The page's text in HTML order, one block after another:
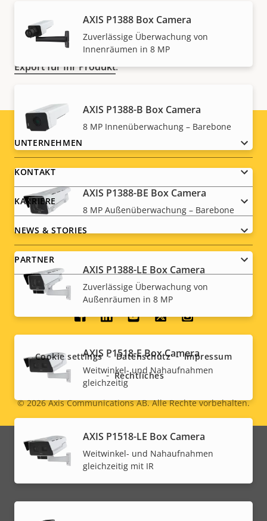
AXIS P1388 Box Camera
Zuverlässige Überwachung von
Innenräumen in 8 MP
AXIS P1388-B Box Camera
8 MP Innenüberwachung – Barebone
AXIS P1388-BE Box Camera
8 MP Außenüberwachung – Barebone
AXIS P1388-LE Box Camera
Zuverlässige Überwachung von
Außenräumen in 8 MP
AXIS P1518-E Box Camera
Weitwinkel- und Nahaufnahmen
gleichzeitig
AXIS P1518-LE Box Camera
Weitwinkel- und Nahaufnahmen
gleichzeitig mit IR
Exportkontrollbestimmungen der USA und der EU
sowie anderer nationaler Exportkontrollgesetze.
Finden Sie hier Compliance-Informationen zum
Export für Ihr Produkt.
Footer
menu
UNTERNEHMEN
KONTAKT
KARRIERE
NEWS & STORIES
PARTNER
Social
menu
Legal
menu
© 2026Axis Communications AB. Alle Rechte vorbehalten.
Cookie settings Datenschutz
Impressum
Rechtliches